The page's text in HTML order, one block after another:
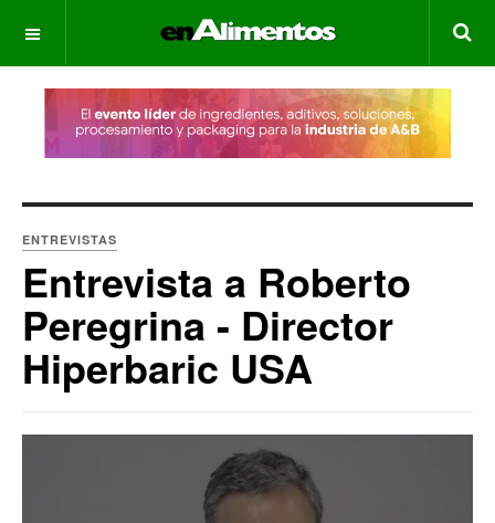
OFF CANVAS
ENTREVISTAS
Entrevista a Roberto
Peregrina - Director
Hiperbaric USA